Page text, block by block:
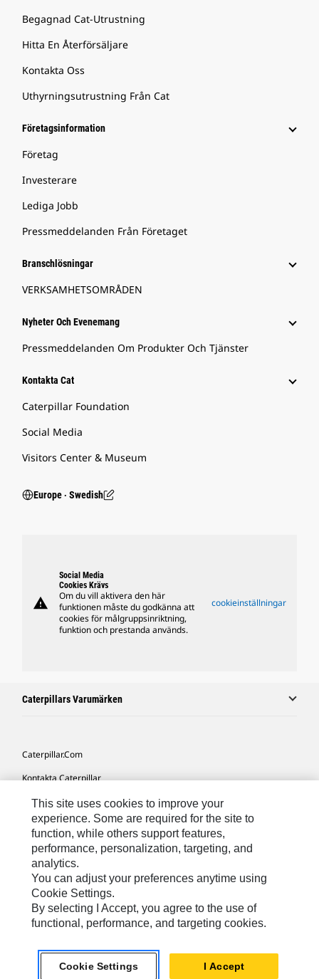
Begagnad Cat-Utrustning
Hitta En Återförsäljare
Kontakta Oss
Uthyrningsutrustning Från Cat
Företagsinformation
Företag
Investerare
Lediga Jobb
Pressmeddelanden Från Företaget
Branschlösningar
VERKSAMHETSOMRÅDEN
Nyheter Och Evenemang
Pressmeddelanden Om Produkter Och Tjänster
Kontakta Cat
Caterpillar Foundation
Social Media
Visitors Center & Museum
Europe ‧ Swedish
warning
Social Media
Cookies Krävs
Om du vill aktivera den här
funktionen måste du godkänna att
cookies för målgruppsinriktning,
funktion och prestanda används.
cookieinställningar
Caterpillars Varumärken
Caterpillar.com
Kontakta Caterpillar
Mina Marknadsföringspreferenser
Platskarta
Cookie Settings
Juridiskt
Sekretess
Europe-Swedish© 2026 Caterpillar. Med ensamrätt.
This site uses cookies to improve your
experience. Some are required for the site to
function, while others support features,
performance, personalization, targeting, and
analytics.
You can adjust your preferences anytime using
Cookie Settings.
By selecting I Accept, you agree to the use of
functional, performance, and targeting cookies.
Cookie Settings I Accept